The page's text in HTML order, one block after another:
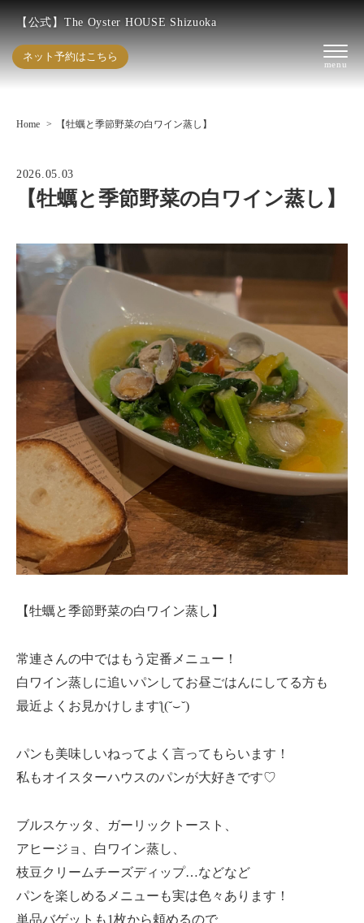
【公式】The Oyster HOUSE Shizuoka
ネット予約はこちら
Home 【牡蠣と季節野菜の白ワイン蒸し】
2026.05.03
【牡蠣と季節野菜の白ワイン蒸し】
【牡蠣と季節野菜の白ワイン蒸し】
常連さんの中ではもう定番メニュー！
白ワイン蒸しに追いパンしてお昼ごはんにしてる方も
最近よくお見かけしますƪ(˘⌣˘)
パンも美味しいねってよく言ってもらいます！
私もオイスターハウスのパンが大好きです♡
ブルスケッタ、ガーリックトースト、
アヒージョ、白ワイン蒸し、
枝豆クリームチーズディップ…などなど
パンを楽しめるメニューも実は色々あります！
単品バゲットも1枚から頼めるので